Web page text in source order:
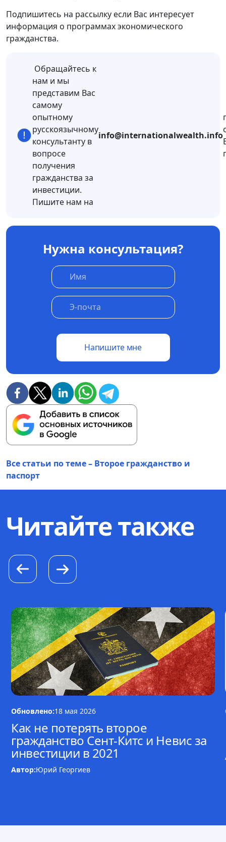
Подпишитесь на рассылку если Вас интересует
информация о программах экономического
гражданства.
Обращайтесь к
нам и мы
представим Вас
самому
опытному
русскоязычному
консультанту в
вопросе
получения
гражданства за
инвестиции.
Пишите нам на
info@internationalwealth.info
Нужна консультация?
Напишите мне
Все статьи по теме – Второе гражданство и
паспорт
Читайте также
Обновлено:18 мая 2026
Как не потерять второе
гражданство Сент-Китс и Невис за
инвестиции в 2021
Автор:Юрий Георгиев